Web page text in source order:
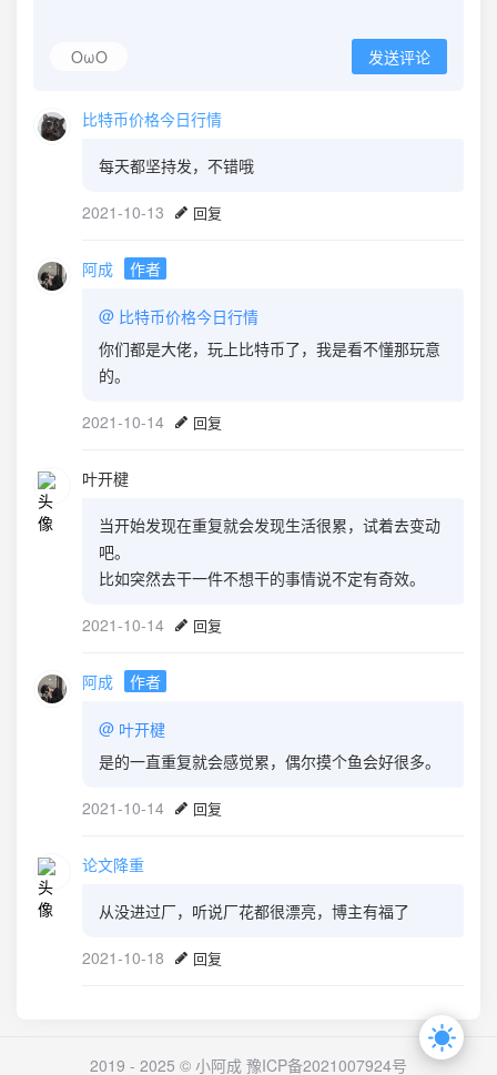
OωO 发送评论
比特币价格今日行情
每天都坚持发，不错哦
2021-10-13 回复
阿成 作者
@ 比特币价格今日行情
你们都是大佬，玩上比特币了，我是看不懂那玩意
的。
2021-10-14 回复
叶开楗
当开始发现在重复就会发现生活很累，试着去变动
吧。
比如突然去干一件不想干的事情说不定有奇效。
2021-10-14 回复
阿成 作者
@ 叶开楗
是的一直重复就会感觉累，偶尔摸个鱼会好很多。
2021-10-14 回复
论文降重
从没进过厂，听说厂花都很漂亮，博主有福了
2021-10-18 回复
2019 - 2025 © 小阿成 豫ICP备2021007924号